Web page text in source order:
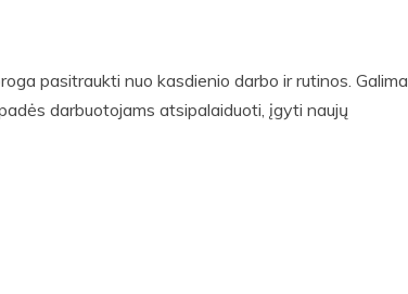
pasitraukti nuo kasdienio darbo ir rutinos. Galima
darbuotojams atsipalaiduoti, įgyti naujų